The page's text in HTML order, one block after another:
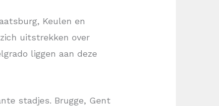
Keulen en
uitstrekken over
liggen aan deze
stadjes. Brugge, Gent